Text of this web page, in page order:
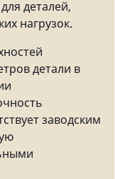
деталей,
нагрузок.
детали в
заводским